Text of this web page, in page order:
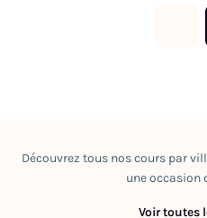
Découvrez tous nos cours par
une occasion
Voir toutes